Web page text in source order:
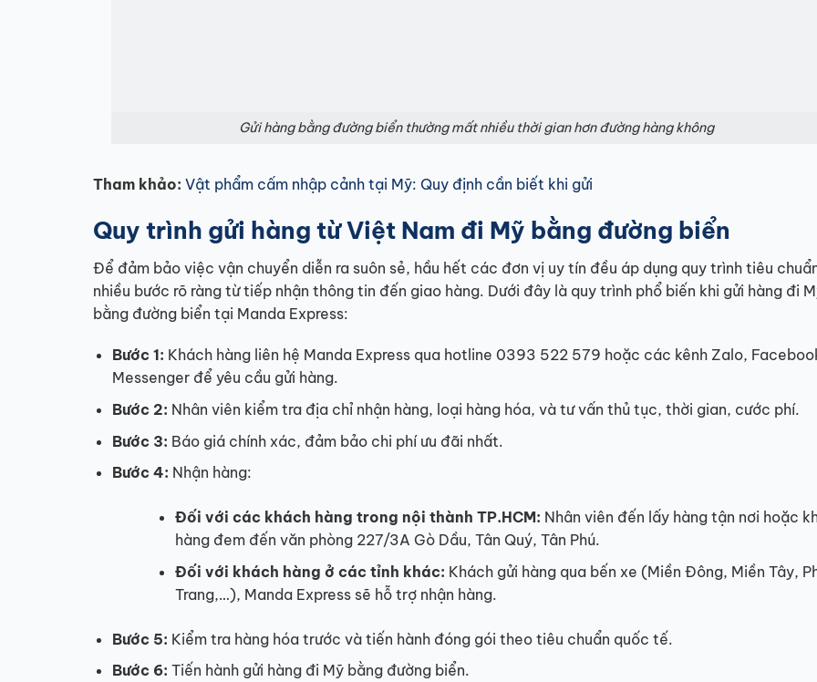
Gửi hàng bằng đường biển thường mất nhiều thời gian hơn đường hàng không
Tham khảo: Vật phẩm cấm nhập cảnh tại Mỹ: Quy định cần biết khi gửi
Quy trình gửi hàng từ Việt Nam đi Mỹ bằng đường biển
Để đảm bảo việc vận chuyển diễn ra suôn sẻ, hầu hết các đơn vị uy tín đều áp dụng quy trình tiêu
nhiều bước rõ ràng từ tiếp nhận thông tin đến giao hàng. Dưới đây là quy trình phổ biến khi gửi hàng đi
bằng đường biển tại Manda Express:
Bước 1: Khách hàng liên hệ Manda Express qua hotline 0393 522 579 hoặc các kênh Zalo,
Messenger để yêu cầu gửi hàng.
Bước 2: Nhân viên kiểm tra địa chỉ nhận hàng, loại hàng hóa, và tư vấn thủ tục, thời gian, cước phí.
Bước 3: Báo giá chính xác, đảm bảo chi phí ưu đãi nhất.
Bước 4: Nhận hàng:
Đối với các khách hàng trong nội thành TP.HCM: Nhân viên đến lấy hàng tận nơi hoặc
hàng đem đến văn phòng 227/3A Gò Dầu, Tân Quý, Tân Phú.
Đối với khách hàng ở các tỉnh khác: Khách gửi hàng qua bến xe (Miền Đông, Miền Tây,
Trang,…), Manda Express sẽ hỗ trợ nhận hàng.
Bước 5: Kiểm tra hàng hóa trước và tiến hành đóng gói theo tiêu chuẩn quốc tế.
Bước 6: Tiến hành gửi hàng đi Mỹ bằng đường biển.